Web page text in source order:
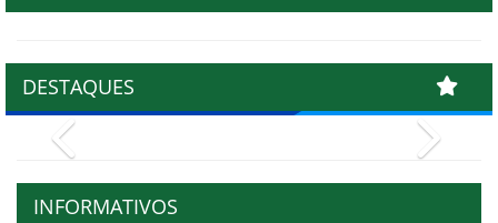
DESTAQUES
INFORMATIVOS